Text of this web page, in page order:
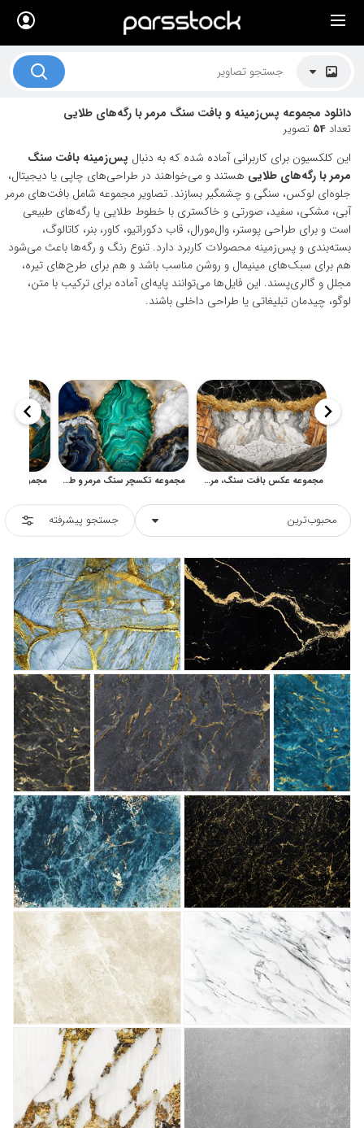
دانلود مجموعه پس‌زمینه و بافت سنگ مرمر با رگه‌های طلایی
تعداد 54 تصویر
این کلکسیون برای کاربرانی آماده شده که به دنبال پس‌زمینه بافت سنگ
مرمر با رگه‌های طلایی هستند و می‌خواهند در طراحی‌های چاپی یا دیجیتال،
جلوه‌ای لوکس، سنگی و چشمگیر بسازند. تصاویر مجموعه شامل بافت‌های مرمر
آبی، مشکی، سفید، صورتی و خاکستری با خطوط طلایی یا رگه‌های طبیعی
است و برای طراحی پوستر، وال‌مورال، قاب دکوراتیو، کاور، بنر، کاتالوگ،
بسته‌بندی و پس‌زمینه محصولات کاربرد دارد. تنوع رنگ و رگه‌ها باعث می‌شود
هم برای سبک‌های مینیمال و روشن مناسب باشد و هم برای طرح‌های تیره،
مجلل و گالری‌پسند. این فایل‌ها می‌توانند پایه‌ای آماده برای ترکیب با متن،
لوگو، چیدمان تبلیغاتی یا طراحی داخلی باشند.
مجموعه عکس بافت سنگ، مرمر و دیوار ترک‌خورده برای طراحی مجموعه تکسچر سنگ مرمر و طلا؛ تصاویر لوکس آبستره و آرت دکو
محبوب‌ترین جستجو پیشرفته
× لیست قیمت ها
موضوعات تصاویر
دکوراسیون و فضاها
هنرمندان ایرانی
کسب درآمد از فروش تصاویر
021 28428845
تماس با ما